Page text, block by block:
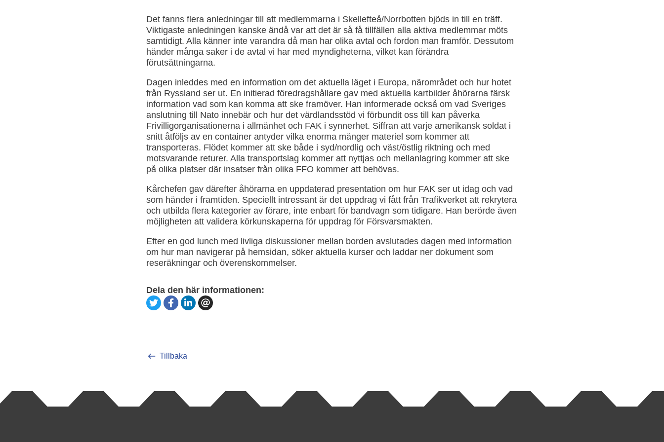
Det fanns flera anledningar till att medlemmarna i Skellefteå/Norrbotten bjöds in till en träff.
Viktigaste anledningen kanske ändå var att det är så få tillfällen alla aktiva medlemmar möts
samtidigt. Alla känner inte varandra då man har olika avtal och fordon man framför. Dessutom
händer många saker i de avtal vi har med myndigheterna, vilket kan förändra
förutsättningarna.
Dagen inleddes med en information om det aktuella läget i Europa, närområdet och hur hotet
från Ryssland ser ut. En initierad föredragshållare gav med aktuella kartbilder åhörarna färsk
information vad som kan komma att ske framöver. Han informerade också om vad Sveriges
anslutning till Nato innebär och hur det värdlandsstöd vi förbundit oss till kan påverka
Frivilligorganisationerna i allmänhet och FAK i synnerhet. Siffran att varje amerikansk soldat i
snitt åtföljs av en container antyder vilka enorma mänger materiel som kommer att
transporteras. Flödet kommer att ske både i syd/nordlig och väst/östlig riktning och med
motsvarande returer. Alla transportslag kommer att nyttjas och mellanlagring kommer att ske
på olika platser där insatser från olika FFO kommer att behövas.
Kårchefen gav därefter åhörarna en uppdaterad presentation om hur FAK ser ut idag och vad
som händer i framtiden. Speciellt intressant är det uppdrag vi fått från Trafikverket att rekrytera
och utbilda flera kategorier av förare, inte enbart för bandvagn som tidigare. Han berörde även
möjligheten att validera körkunskaperna för uppdrag för Försvarsmakten.
Efter en god lunch med livliga diskussioner mellan borden avslutades dagen med information
om hur man navigerar på hemsidan, söker aktuella kurser och laddar ner dokument som
reseräkningar och överenskommelser.
Dela den här informationen:
Tillbaka